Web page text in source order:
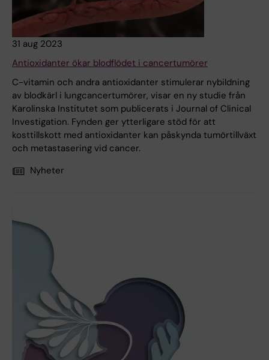
31 aug 2023
Antioxidanter ökar blodflödet i cancertumörer
C-vitamin och andra antioxidanter stimulerar nybildning
av blodkärl i lungcancertumörer, visar en ny studie från
Karolinska Institutet som publicerats i Journal of Clinical
Investigation. Fynden ger ytterligare stöd för att
kosttillskott med antioxidanter kan påskynda tumörtillväxt
och metastasering vid cancer.
Nyheter